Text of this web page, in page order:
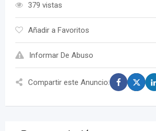
379 vistas
Añadir a Favoritos
Informar De Abuso
Compartir este Anuncio: